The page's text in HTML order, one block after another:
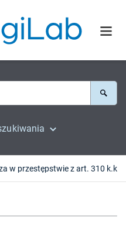
w przestępstwie z art. 310 k.k.